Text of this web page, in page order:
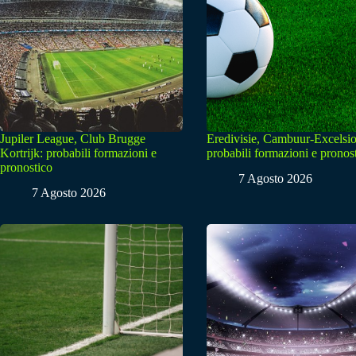
Jupiler League, Club Brugge
Kortrijk: probabili formazioni e
pronostico
7 Agosto 2026
Eredivisie, Cambuur-
probabili formazioni e
7 Agosto 2026